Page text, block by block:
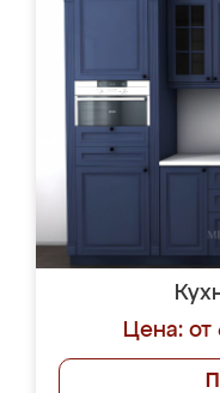
Цена: от